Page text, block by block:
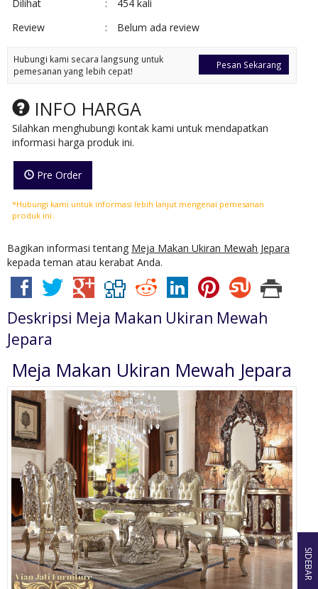
Dilihat
:
454 kali
Review
: Belum ada review
Pesan Sekarang
Hubungi kami secara langsung untuk
pemesanan yang lebih cepat!
INFO HARGA
Silahkan menghubungi kontak kami untuk mendapatkan
informasi harga produk ini.
Pre Order
*Hubungi kami untuk informasi lebih lanjut mengenai pemesanan
produk ini.
Bagikan informasi tentang Meja Makan Ukiran Mewah Jepara
kepada teman atau kerabat Anda.
Deskripsi Meja Makan Ukiran Mewah
Jepara
Meja Makan Ukiran Mewah Jepara
SIDEBAR